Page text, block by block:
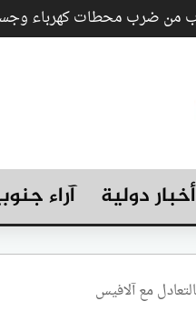
من ضرب محطات كهرباء
أخبار دولية آراء
مع آلافيس